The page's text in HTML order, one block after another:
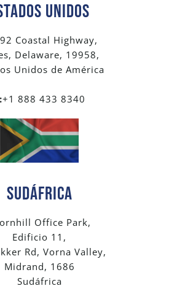
Unidos
Coastal Highway,
Delaware, 19958,
Unidos de América
+1 888 433 8340
SUDÁFRICA
Office Park,
Edificio 11,
Rd, Vorna Valley,
Midrand, 1686
Sudáfrica